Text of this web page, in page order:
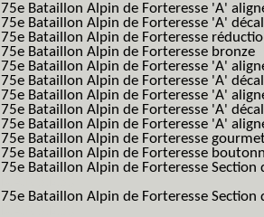
75e Bataillon Alpin de Forteresse 'A'
75e Bataillon Alpin de Forteresse 'A'
75e Bataillon Alpin de Forteresse
75e Bataillon Alpin de Forteresse bronze
75e Bataillon Alpin de Forteresse 'A'
75e Bataillon Alpin de Forteresse 'A'
75e Bataillon Alpin de Forteresse 'A'
75e Bataillon Alpin de Forteresse 'A'
75e Bataillon Alpin de Forteresse 'A'
75e Bataillon Alpin de Forteresse
75e Bataillon Alpin de Forteresse
75e Bataillon Alpin de Forteresse
75e Bataillon Alpin de Forteresse